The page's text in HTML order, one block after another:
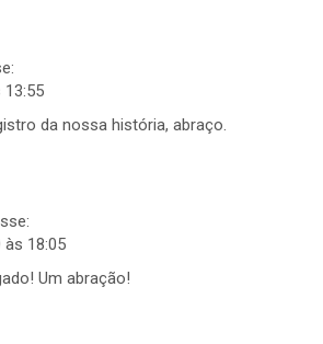
13:55
da nossa história, abraço.
às 18:05
Um abração!